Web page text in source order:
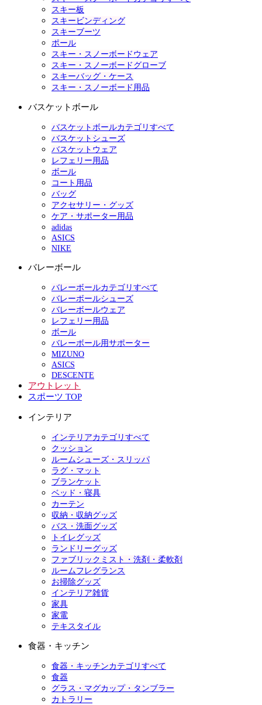
スキー板
スキービンディング
スキーブーツ
ポール
スキー・スノーボードウェア
スキー・スノーボードグローブ
スキーバッグ・ケース
スキー・スノーボード用品
バスケットボール
バスケットボールカテゴリすべて
バスケットシューズ
バスケットウェア
レフェリー用品
ボール
コート用品
バッグ
アクセサリー・グッズ
ケア・サポーター用品
adidas
ASICS
NIKE
バレーボール
バレーボールカテゴリすべて
バレーボールシューズ
バレーボールウェア
レフェリー用品
ボール
バレーボール用サポーター
MIZUNO
ASICS
DESCENTE
アウトレット
スポーツ TOP
インテリア
インテリアカテゴリすべて
クッション
ルームシューズ・スリッパ
ラグ・マット
ブランケット
ベッド・寝具
カーテン
収納・収納グッズ
バス・洗面グッズ
トイレグッズ
ランドリーグッズ
ファブリックミスト・洗剤・柔軟剤
ルームフレグランス
お掃除グッズ
インテリア雑貨
家具
家電
テキスタイル
食器・キッチン
食器・キッチンカテゴリすべて
食器
グラス・マグカップ・タンブラー
カトラリー